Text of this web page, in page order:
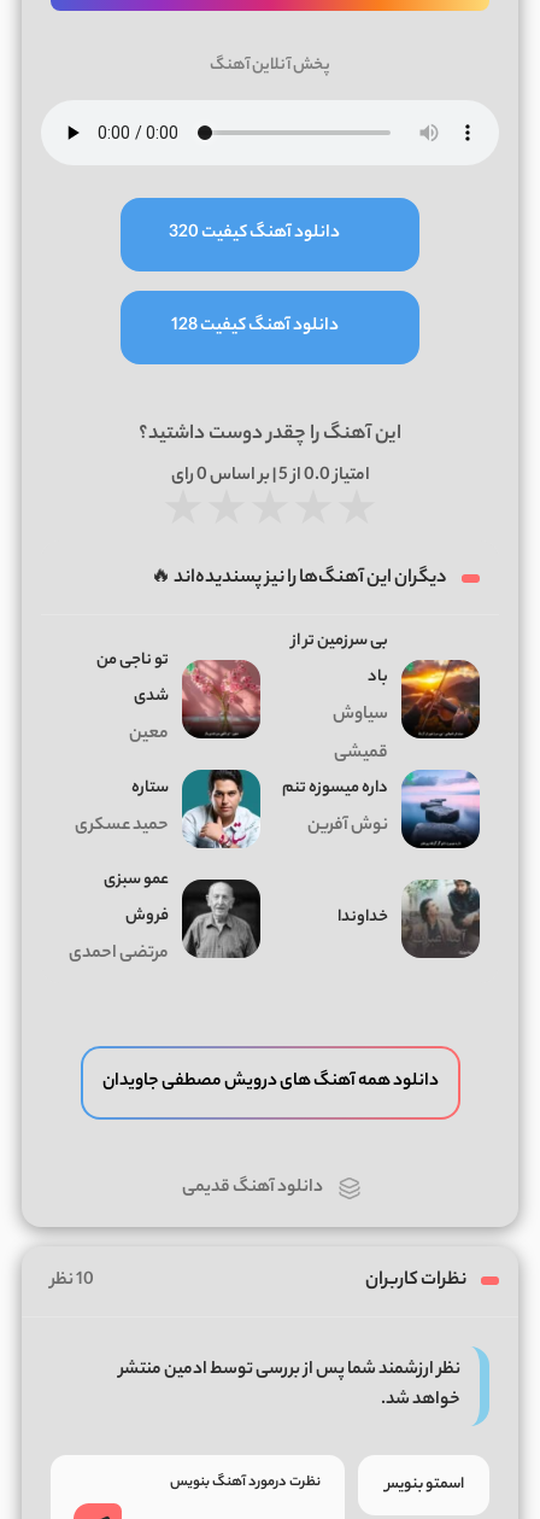
پخش آنلاین آهنگ
دانلود آهنگ کیفیت 320
دانلود آهنگ کیفیت 128
این آهنگ را چقدر دوست داشتید؟
امتیاز0.0از 5 | بر اساس 0رای
دیگران این آهنگ‌ها را نیز پسندیده‌اند 🔥
بی سرزمین تر از
باد
سیاوش
قمیشی
تو ناجی من
شدی
معین
داره میسوزه تنم
نوش آفرین
ستاره
حمید عسکری
خداوندا
عمو سبزی
فروش
مرتضی احمدی
دانلود همه آهنگ های درویش مصطفی جاویدان
دانلود آهنگ قدیمی
نظرات کاربران 10 نظر
نظر ارزشمند شما پس از بررسی توسط ادمین منتشر
خواهد شد.